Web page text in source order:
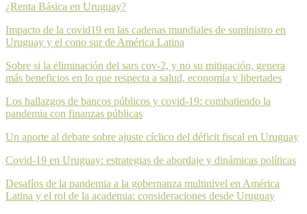
¿Renta Básica en Uruguay?
Impacto de la covid19 en las cadenas mundiales de suministro en
Uruguay y el cono sur de América Latina
Sobre si la eliminación del sars cov-2, y no su mitigación, genera
más beneficios en lo que respecta a salud, economía y libertades
Los hallazgos de bancos públicos y covid-19: combatiendo la
pandemia con finanzas públicas
Un aporte al debate sobre ajuste cíclico del déficit fiscal en Uruguay
Covid-19 en Uruguay: estrategias de abordaje y dinámicas políticas
Desafíos de la pandemia a la gobernanza multinivel en América
Latina y el rol de la academia: consideraciones desde Uruguay